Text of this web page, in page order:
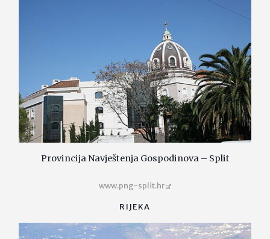
Provincija Navještenja Gospodinova – Split
www.png-split.hr
RIJEKA